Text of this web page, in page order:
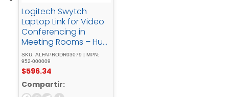
Logitech Swytch
Laptop Link for Video
Conferencing in
Meeting Rooms – Hub
– 2 x HDMI + 1 x
SuperSpeed USB + 2 x
USB-C - sobremesa
SKU: ALFAPRODR03079 | MPN:
952-000009
$596.34
Compartir: